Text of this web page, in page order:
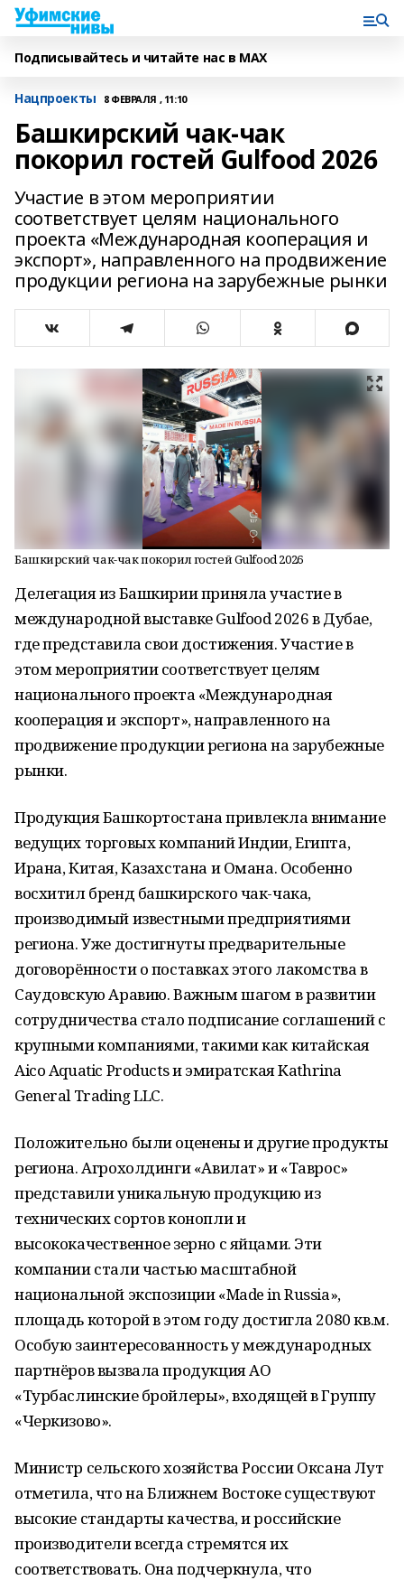
Подписывайтесь и читайте нас в MAX
Нацпроекты 8 ФЕВРАЛЯ , 11:10
Башкирский чак-чак
покорил гостей Gulfood 2026
Участие в этом мероприятии
соответствует целям национального
проекта «Международная кооперация и
экспорт», направленного на продвижение
продукции региона на зарубежные рынки
Башкирский чак-чак покорил гостей Gulfood 2026
Делегация из Башкирии приняла участие в
международной выставке Gulfood 2026 в Дубае,
где представила свои достижения. Участие в
этом мероприятии соответствует целям
национального проекта «Международная
кооперация и экспорт», направленного на
продвижение продукции региона на зарубежные
рынки.
Продукция Башкортостана привлекла внимание
ведущих торговых компаний Индии, Египта,
Ирана, Китая, Казахстана и Омана. Особенно
восхитил бренд башкирского чак-чака,
производимый известными предприятиями
региона. Уже достигнуты предварительные
договорённости о поставках этого лакомства в
Саудовскую Аравию. Важным шагом в развитии
сотрудничества стало подписание соглашений с
крупными компаниями, такими как китайская
Aico Aquatic Products и эмиратская Kathrina
General Trading LLC.
Положительно были оценены и другие продукты
региона. Агрохолдинги «Авилат» и «Таврос»
представили уникальную продукцию из
технических сортов конопли и
высококачественное зерно с яйцами. Эти
компании стали частью масштабной
национальной экспозиции «Made in Russia»,
площадь которой в этом году достигла 2080 кв.м.
Особую заинтересованность у международных
партнёров вызвала продукция АО
«Турбаслинские бройлеры», входящей в Группу
«Черкизово».
Министр сельского хозяйства России Оксана Лут
отметила, что на Ближнем Востоке существуют
высокие стандарты качества, и российские
производители всегда стремятся их
соответствовать. Она подчеркнула, что